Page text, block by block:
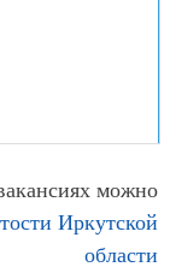
для детей и
можно
Иркутской
области